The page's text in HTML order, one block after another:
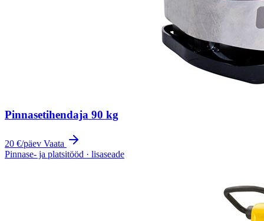
Pinnasetihendaja 90 kg
20 €/päev Vaata
Pinnase- ja platsitööd · lisaseade